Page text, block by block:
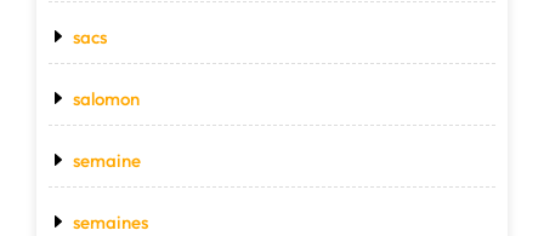
sacs
salomon
semaine
semaines